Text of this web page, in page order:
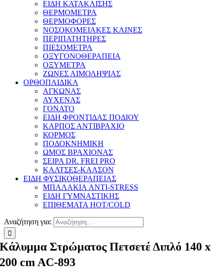
ΕΙΔΗ ΚΑΤΑΚΛΙΣΗΣ
ΘΕΡΜΟΜΕΤΡΑ
ΘΕΡΜΟΦΟΡΕΣ
ΝΟΣΟΚΟΜΕΙΑΚΕΣ ΚΛΙΝΕΣ
ΠΕΡΙΠΑΤΗΤΗΡΕΣ
ΠΙΕΣΟΜΕΤΡΑ
ΟΞΥΓΟΝΟΘΕΡΑΠΕΙΑ
ΟΞΥΜΕΤΡΑ
ΖΩΝΕΣ ΑΙΜΟΛΗΨΙΑΣ
ΟΡΘΟΠΑΙΔΙΚΑ
ΑΓΚΩΝΑΣ
ΑΥΧΕΝΑΣ
ΓΟΝΑΤΟ
ΕΙΔΗ ΦΡΟΝΤΙΔΑΣ ΠΟΔΙΟΥ
ΚΑΡΠΟΣ ΑΝΤΙΒΡΑΧΙΟ
ΚΟΡΜΟΣ
ΠΟΔΟΚΝΗΜΙΚΗ
ΩΜΟΣ ΒΡΑΧΙΟΝΑΣ
ΣΕΙΡΑ DR. FREI PRO
ΚΑΛΤΣΕΣ-ΚΑΛΣΟΝ
ΕΙΔΗ ΦΥΣΙΚΟΘΕΡΑΠΕΙΑΣ
ΜΠΑΛΑΚΙΑ ANTI-STRESS
ΕΙΔΗ ΓΥΜΝΑΣΤΙΚΗΣ
ΕΠΙΘΕΜΑΤΑ HOT/COLD
Αναζήτηση για:
Κάλυμμα Στρώματος Πετσετέ Διπλό 140 x
200 cm AC-893